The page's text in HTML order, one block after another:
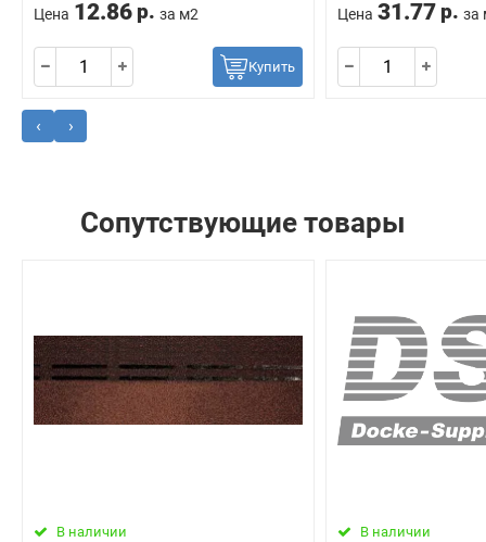
Цена 12.86 р. за м2
Купить
Цена 31.77 р. за
‹ ›
Сопутствующие товары
В наличии В наличии